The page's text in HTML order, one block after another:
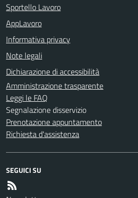
Sportello Lavoro
AppLavoro
Informativa privacy
Note legali
Dichiarazione di accessibilità
Amministrazione trasparente
Leggi le FAQ
Segnalazione disservizio
Prenotazione appuntamento
Richiesta d'assistenza
SEGUICI SU